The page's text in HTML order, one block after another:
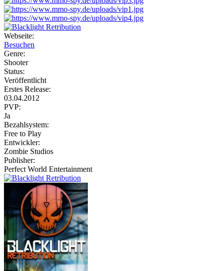
Webseite:
Besuchen
Genre:
Shooter
Status:
Veröffentlicht
Erstes Release:
03.04.2012
PVP:
Ja
Bezahlsystem:
Free to Play
Entwickler:
Zombie Studios
Publisher:
Perfect World Entertainment